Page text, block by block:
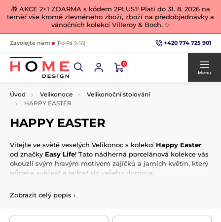
🎁 AKCE 2+1 ZDARMA s kódem 2PLUS1! Platí do 31. 8. 2026 na
téměř vše kromě zlevněného zboží, zboží na předobjednávky a
vánočních kolekcí Villeroy & Boch. ✨
Zavolejte nám (Po-Pá 9-16) +420 774 725 901
0
Menu
Úvod Velikonoce
Velikonoční stolování
HAPPY EASTER
HAPPY EASTER
Vítejte ve světě veselých Velikonoc s kolekcí Happy Easter
od značky Easy Life! Tato nádherná porcelánová kolekce vás
okouzlí svým hravým motivem zajíčků a jarních květin, který
přinese svěžest a radost do vašeho domova.
dekoraci – od elegantních talířů, misek, mís, šálků a hrnků,
dokonce i chňapky. Každý kousek je navržen tak, aby na
Zobrazit celý popis ›